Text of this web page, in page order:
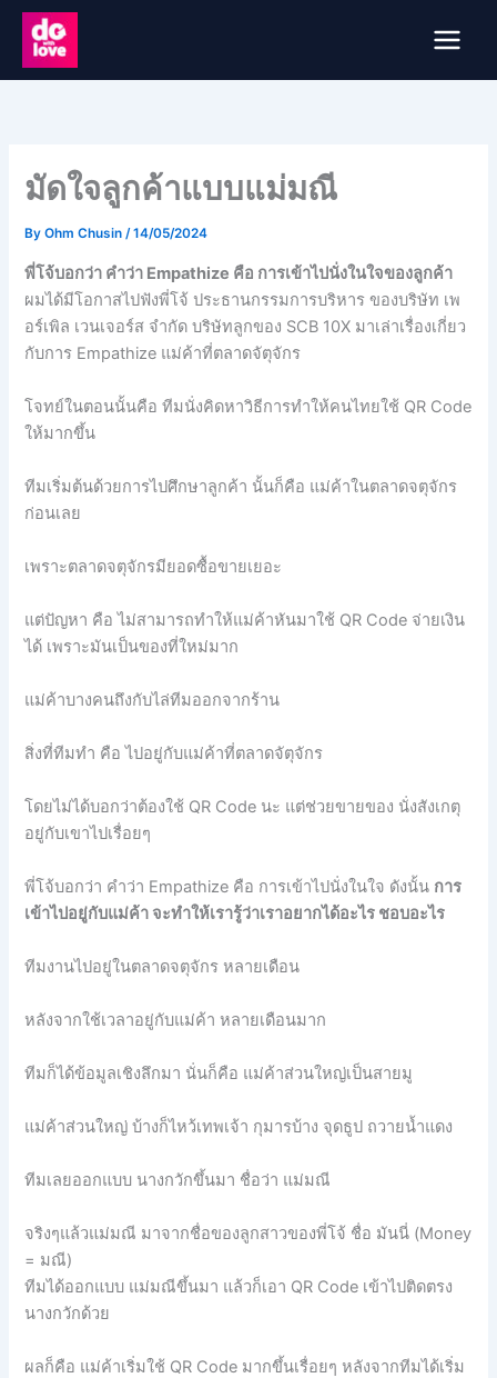
Skip
content
มัดใจลูกค้าแบบแม่มณี
ByOhm Chusin/14/05/2024
พี่โจ้บอกว่า คำว่า Empathize คือ การเข้าไปนั่งในใจของลูกค้า
ผมได้มีโอกาสไปฟังพี่โจ้ ประธานกรรมการบริหาร ของบริษัท เพ
อร์เพิล เวนเจอร์ส จำกัด บริษัทลูกของ SCB 10X มาเล่าเรื่องเกี่ยว
กับการ Empathize แม่ค้าที่ตลาดจัตุจักร
โจทย์ในตอนนั้นคือ ทีมนั่งคิดหาวิธีการทำให้คนไทยใช้ QR Code
ให้มากขึ้น
ทีมเริ่มต้นด้วยการไปศึกษาลูกค้า นั้นก็คือ แม่ค้าในตลาดจตุจักร
ก่อนเลย
เพราะตลาดจตุจักรมียอดซื้อขายเยอะ
แต่ปัญหา คือ ไม่สามารถทำให้แม่ค้าหันมาใช้ QR Code จ่ายเงิน
ได้ เพราะมันเป็นของที่ใหม่มาก
แม่ค้าบางคนถึงกับไล่ทีมออกจากร้าน
สิ่งที่ทีมทำ คือ ไปอยู่กับแม่ค้าที่ตลาดจัตุจักร
โดยไม่ได้บอกว่าต้องใช้ QR Code นะ แต่ช่วยขายของ นั่งสังเกตุ
อยู่กับเขาไปเรื่อยๆ
พี่โจ้บอกว่า คำว่า Empathize คือ การเข้าไปนั่งในใจ ดังนั้น การ
เข้าไปอยู่กับแม่ค้า จะทำให้เรารู้ว่าเราอยากได้อะไร ชอบอะไร
ทีมงานไปอยู่ในตลาดจตุจักร หลายเดือน
หลังจากใช้เวลาอยู่กับแม่ค้า หลายเดือนมาก
ทีมก็ได้ข้อมูลเชิงลึกมา นั่นก็คือ แม่ค้าส่วนใหญ่เป็นสายมู
แม่ค้าส่วนใหญ่ บ้างก็ไหว้เทพเจ้า กุมารบ้าง จุดธูป ถวายน้ำแดง
ทีมเลยออกแบบ นางกวักขึ้นมา ชื่อว่า แม่มณี
จริงๆแล้วแม่มณี มาจากชื่อของลูกสาวของพี่โจ้ ชื่อ มันนี่ (Money
= มณี)
ทีมได้ออกแบบ แม่มณีขึ้นมา แล้วก็เอา QR Code เข้าไปติดตรง
นางกวักด้วย
ผลก็คือ แม่ค้าเริ่มใช้ QR Code มากขึ้นเรื่อยๆ หลังจากทีมได้เริ่ม